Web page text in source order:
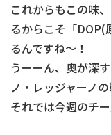
これからもこの味
るからこそ「DOP(
るんですね～！
うーーん、奥が深
ノ・レッジャーノ
それでは今週のチ